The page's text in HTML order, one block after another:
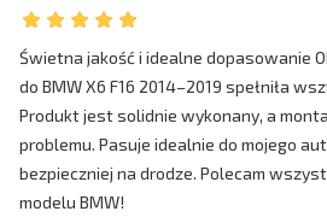
Świetna jakość i idealne dopasowanie
do BMW X6 F16 2014–2019 spełniła
Produkt jest solidnie wykonany, a
problemu. Pasuje idealnie do mojego
bezpieczniej na drodze. Polecam
modelu BMW!